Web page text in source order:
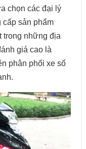
chọn các đại lý
cấp sản phẩm
trong những địa
giá cao là
phân phối xe số